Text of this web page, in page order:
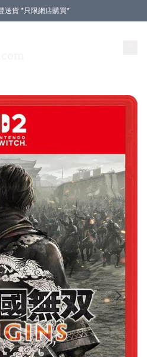
送貨 *只限網店購買*